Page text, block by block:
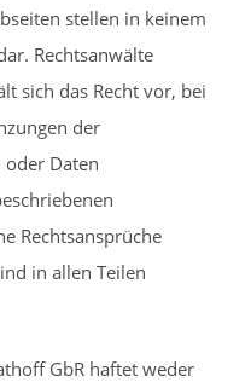
stellen in keinem
Rechtsanwälte
sich das Recht vor, bei
der
Daten
Rechtsansprüche
in allen Teilen
GbR haftet weder